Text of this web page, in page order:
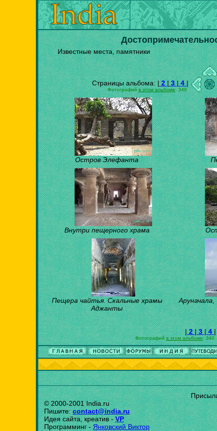
Известные места, памятники
Страницы альбома: |2|3|4|
Фотографийв этом альбоме: 340
Остров Элефанта
Внутри пещерного храма
Пещера чайтья. Скальные храмы
Аджанты
|2|3|4|
Фотографийв этом альбоме: 340
© 2000-2001 India.ru
Пишите:contact@india.ru
Идея сайта, креатив -VP
Программинг -Янковский Виктор